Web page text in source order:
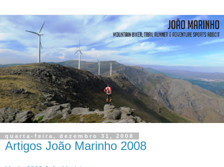
quarta-feira, dezembro 31, 2008
Artigos João Marinho 2008